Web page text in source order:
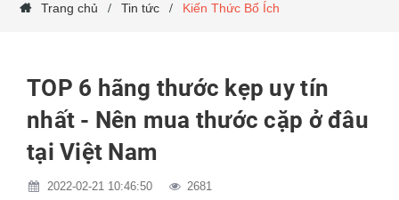
Trang chủ / Tin tức / Kiến Thức Bổ Ích
TOP 6 hãng thước kẹp uy tín
nhất - Nên mua thước cặp ở đâu
tại Việt Nam
2022-02-21 10:46:50 2681